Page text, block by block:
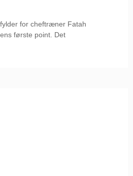
for cheftræner Fatah
første point. Det